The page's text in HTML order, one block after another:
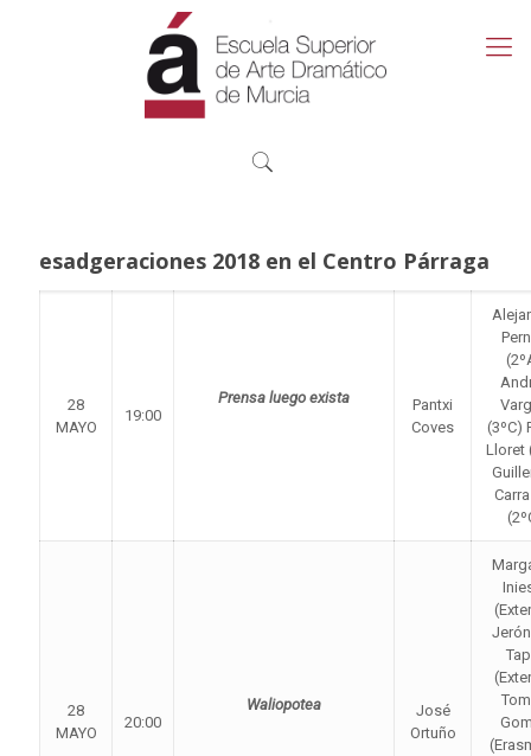
esadgeraciones 2018 en el Centro Párraga
28
MAYO
19:00
Prensa luego exista
Pantxi
Coves
(3ºC)
Lloret
28
MAYO
20:00
Waliopotea
José
Ortuño